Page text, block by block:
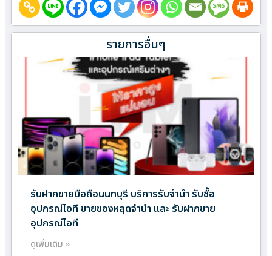
รายการอื่นๆ
รับฝากขายมือถือนนทบุรี บริการรับจำนำ รับซื้อ
อุปกรณ์ไอที ขายของหลุดจำนำ และ รับฝากขาย
อุปกรณ์ไอที
ดูเพิ่มเติม »